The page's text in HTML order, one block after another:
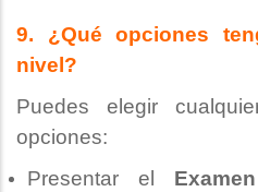
9. ¿Qué opciones
nivel?
Puedes elegir
opciones:
Presentar el